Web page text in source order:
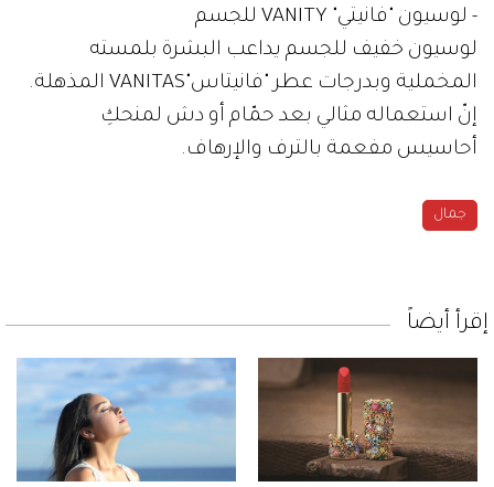
- لوسيون "فانيتي" VANITY للجسم
لوسيون خفيف للجسم يداعب البشرة بلمسته
المخملية وبدرجات عطر "فانيتاس"VANITAS المذهلة.
إنّ استعماله مثالي بعد حمّام أو دش لمنحكِ
أحاسيس مفعمة بالترف والإرهاف.
جمال
إقرأ أيضاً